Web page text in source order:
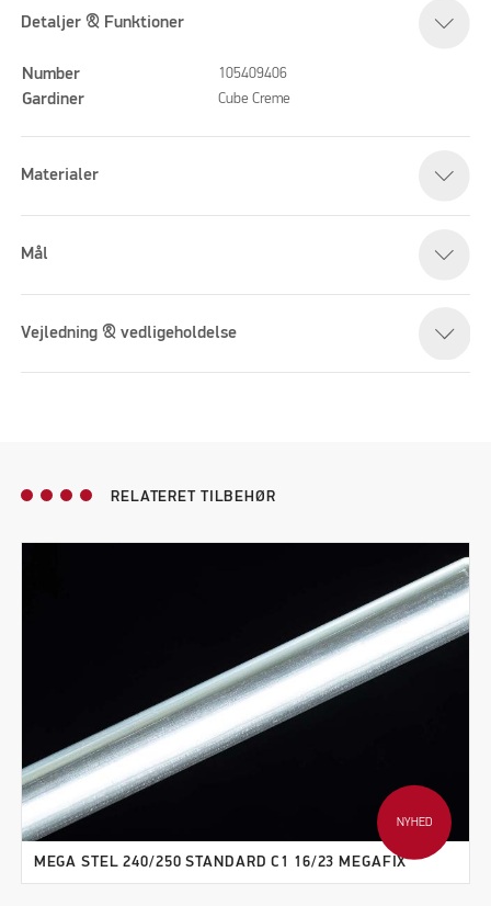
Detaljer & Funktioner
Number 105409406
Gardiner Cube Creme
Materialer
Mål
Vejledning & vedligeholdelse
RELATERET TILBEHØR
NYHED
MEGA STEL 240/250 STANDARD C1 16/23 MEGAFIX